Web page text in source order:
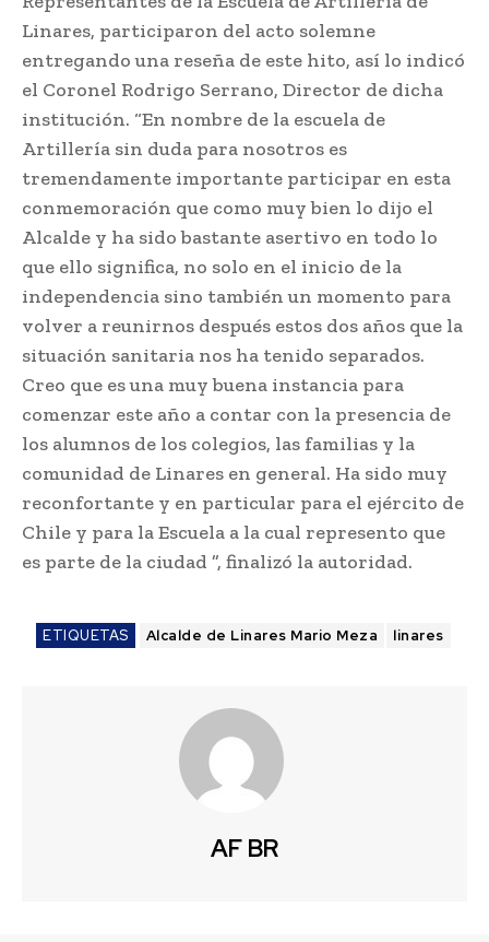
Linares, participaron del acto solemne
entregando una reseña de este hito, así lo indicó
el Coronel Rodrigo Serrano, Director de dicha
institución. “En nombre de la escuela de
Artillería sin duda para nosotros es
tremendamente importante participar en esta
conmemoración que como muy bien lo dijo el
Alcalde y ha sido bastante asertivo en todo lo
que ello significa, no solo en el inicio de la
independencia sino también un momento para
volver a reunirnos después estos dos años que la
situación sanitaria nos ha tenido separados.
Creo que es una muy buena instancia para
comenzar este año a contar con la presencia de
los alumnos de los colegios, las familias y la
comunidad de Linares en general. Ha sido muy
reconfortante y en particular para el ejército de
Chile y para la Escuela a la cual represento que
es parte de la ciudad ”, finalizó la autoridad.
ETIQUETAS Alcalde de Linares Mario Meza linares
AF BR